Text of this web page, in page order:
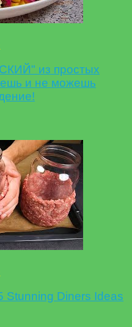
из простых
ешь и не можешь
Stunning Diners Ideas